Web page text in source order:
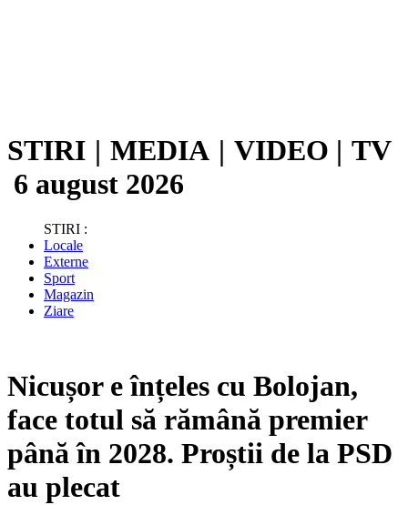
STIRI | MEDIA | VIDEO | TV
6 august 2026
STIRI :
Locale
Externe
Sport
Magazin
Ziare
Nicușor e înțeles cu Bolojan,
face totul să rămână premier
până în 2028. Proștii de la PSD
au plecat